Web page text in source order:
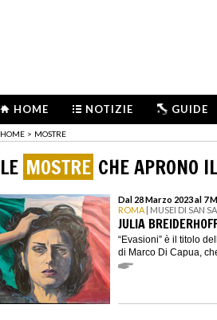
HOME NOTIZIE GUIDE
HOME > MOSTRE
LE MOSTRE CHE APRONO
Dal 28 Marzo 2023 al 7
ROMA | MUSEI DI SAN
JULIA
“Evasioni” è il titolo
di Marco Di Capua,